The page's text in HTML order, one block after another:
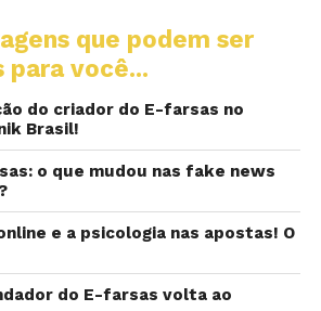
que podem ser
você...
do criador do E-farsas no
Brasil!
o que mudou nas fake news
e a psicologia nas apostas! O
do E-farsas volta ao